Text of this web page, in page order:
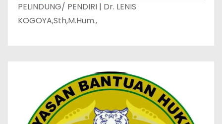
PELINDUNG/ PENDIRI | Dr. LENIS
KOGOYA,Sth,M.Hum.,